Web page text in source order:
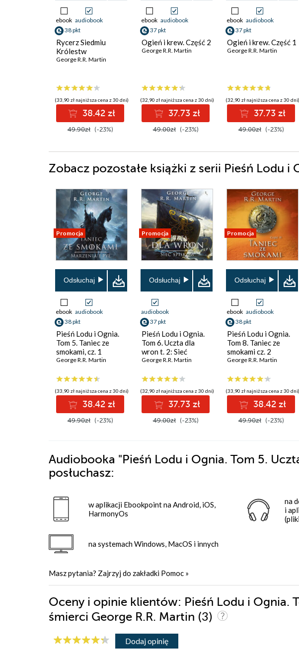
ebook audiobook
38 pkt
Rycerz Siedmiu
Królestw
George R.R. Martin
(33,90 zł najniższa cena z 30 dni)
38.42 zł
49.90zł (-23%)
ebook audiobook
37 pkt
Ogień i krew. Część 2
George R.R. Martin
(32,90 zł najniższa cena z 30 dni)
37.73 zł
49.00zł (-23%)
ebook audiobook
37 pkt
Ogień i krew. Część 1
George R.R. Martin
(32,90 zł najniższa cena z 30 dni)
37.73 zł
49.00zł (-23%)
Zobacz pozostałe książki z serii Pieśń Lodu i
Promocja
Odsłuchaj
ebook audiobook
38 pkt
Pieśń Lodu i Ognia.
Tom 5. Taniec ze
smokami, cz. 1
George R.R. Martin
(33,90 zł najniższa cena z 30 dni)
38.42 zł
49.90zł (-23%)
Promocja
Odsłuchaj
audiobook
37 pkt
Pieśń Lodu i Ognia.
Tom 6. Uczta dla
wron t. 2: Sieć
spisków
George R.R. Martin
(32,90 zł najniższa cena z 30 dni)
37.73 zł
49.00zł (-23%)
Promocja
Odsłuchaj
ebook audiobook
38 pkt
Pieśń Lodu i Ognia.
Tom 8. Taniec ze
smokami cz. 2
George R.R. Martin
(33,90 zł najniższa cena z 30 dni)
38.42 zł
49.90zł (-23%)
Audiobooka "Pieśń Lodu i Ognia. Tom 5.
posłuchasz:
w aplikacji Ebookpoint na Android, iOS,
HarmonyOs
na systemach Windows, MacOS i innych
na
i
Masz pytania? Zajrzyj do zakładki Pomoc »
Oceny i opinie klientów: Pieśń Lodu i Ognia.
śmierci George R.R. Martin (3)
Dodaj opinię